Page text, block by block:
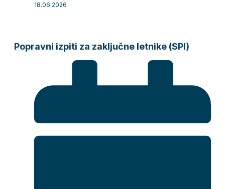
18.06.2026
Popravni izpiti za zaključne letnike (SPI)